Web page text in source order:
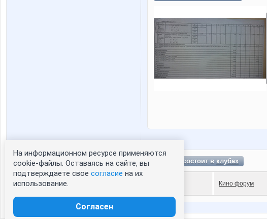
Статистика портрета:
сейчас просматривают портрет - 0
зарегистрированные пользователи
Leonid состоит вклубах
Кино форум
На информационном ресурсе применяются
cookie-файлы. Оставаясь на сайте, вы
подтверждаете свое согласие на их
использование.
Согласен